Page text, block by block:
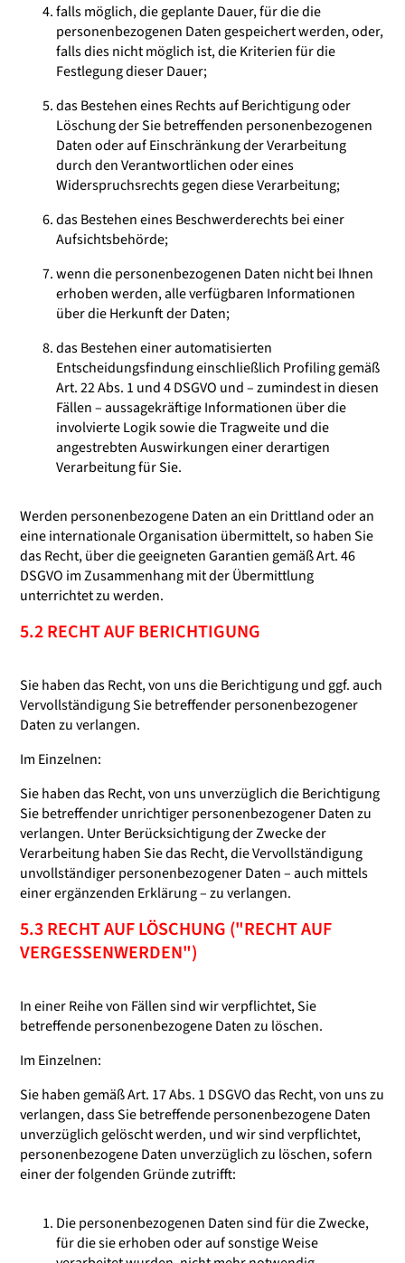
falls möglich, die geplante Dauer, für die die
personenbezogenen Daten gespeichert werden, oder,
falls dies nicht möglich ist, die Kriterien für die
Festlegung dieser Dauer;
das Bestehen eines Rechts auf Berichtigung oder
Löschung der Sie betreffenden personenbezogenen
Daten oder auf Einschränkung der Verarbeitung
durch den Verantwortlichen oder eines
Widerspruchsrechts gegen diese Verarbeitung;
das Bestehen eines Beschwerderechts bei einer
Aufsichtsbehörde;
wenn die personenbezogenen Daten nicht bei Ihnen
erhoben werden, alle verfügbaren Informationen
über die Herkunft der Daten;
das Bestehen einer automatisierten
Entscheidungsfindung einschließlich Profiling gemäß
Art. 22 Abs. 1 und 4 DSGVO und – zumindest in diesen
Fällen – aussagekräftige Informationen über die
involvierte Logik sowie die Tragweite und die
angestrebten Auswirkungen einer derartigen
Verarbeitung für Sie.
Werden personenbezogene Daten an ein Drittland oder an
eine internationale Organisation übermittelt, so haben Sie
das Recht, über die geeigneten Garantien gemäß Art. 46
DSGVO im Zusammenhang mit der Übermittlung
unterrichtet zu werden.
5.2 RECHT AUF BERICHTIGUNG
Sie haben das Recht, von uns die Berichtigung und ggf. auch
Vervollständigung Sie betreffender personenbezogener
Daten zu verlangen.
Im Einzelnen:
Sie haben das Recht, von uns unverzüglich die Berichtigung
Sie betreffender unrichtiger personenbezogener Daten zu
verlangen. Unter Berücksichtigung der Zwecke der
Verarbeitung haben Sie das Recht, die Vervollständigung
unvollständiger personenbezogener Daten – auch mittels
einer ergänzenden Erklärung – zu verlangen.
5.3 RECHT AUF LÖSCHUNG ("RECHT AUF
VERGESSENWERDEN")
In einer Reihe von Fällen sind wir verpflichtet, Sie
betreffende personenbezogene Daten zu löschen.
Im Einzelnen:
Sie haben gemäß Art. 17 Abs. 1 DSGVO das Recht, von uns zu
verlangen, dass Sie betreffende personenbezogene Daten
unverzüglich gelöscht werden, und wir sind verpflichtet,
personenbezogene Daten unverzüglich zu löschen, sofern
einer der folgenden Gründe zutrifft:
Die personenbezogenen Daten sind für die Zwecke,
für die sie erhoben oder auf sonstige Weise